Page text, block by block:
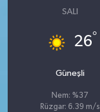
SALI
26°
Güneşli
Nem: %37
Rüzgar: 6.39 m/s